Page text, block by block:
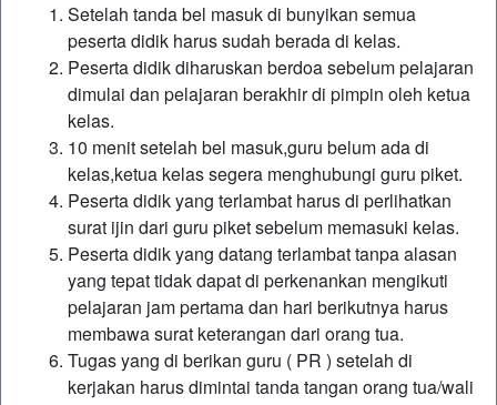
Setelah tanda bel masuk di bunyikan semua
peserta didik harus sudah berada di kelas.
Peserta didik diharuskan berdoa sebelum pelajaran
dimulai dan pelajaran berakhir di pimpin oleh ketua
kelas.
10 menit setelah bel masuk,guru belum ada di
kelas,ketua kelas segera menghubungi guru piket.
Peserta didik yang terlambat harus di perlihatkan
surat ijin dari guru piket sebelum memasuki kelas.
Peserta didik yang datang terlambat tanpa alasan
yang tepat tidak dapat di perkenankan mengikuti
pelajaran jam pertama dan hari berikutnya harus
membawa surat keterangan dari orang tua.
Tugas yang di berikan guru ( PR ) setelah di
kerjakan harus dimintai tanda tangan orang tua/wali